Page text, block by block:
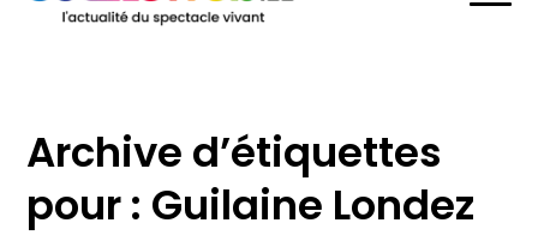
Archive d’étiquettes
pour : Guilaine Londez